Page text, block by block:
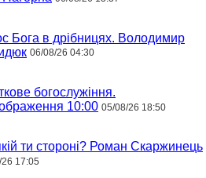
Бога в дрібницях. Володимир
06/08/26 04:30
богослужіння.
10:00 05/08/26 18:50
ти стороні? Роман Скаржинець
17:05